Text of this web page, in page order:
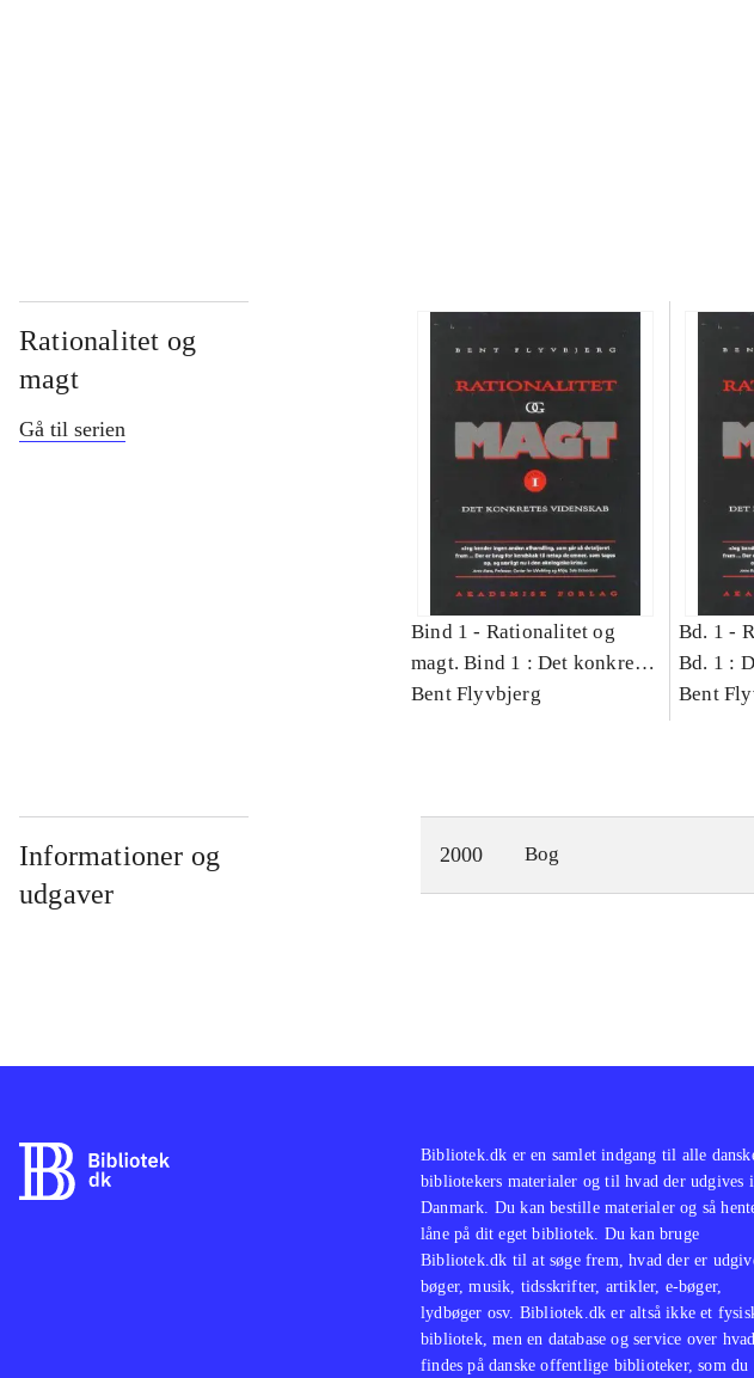
Rationalitet og
magt
Gå til serien
Bind 1 - Rationalitet og
magt. Bind 1 : Det konkretes
videnskab
Bent Flyvbjerg
Bd. 1 -
Bd. 1 :
Bent
Informationer og
udgaver
2000 Bog
Bibliotek.dk er en samlet indgang til alle
bibliotekers materialer og til hvad der udgives i
Danmark. Du kan bestille materialer og så
låne på dit eget bibliotek. Du kan bruge
Bibliotek.dk til at søge frem, hvad der er
bøger, musik, tidsskrifter, artikler, e-bøger,
lydbøger osv. Bibliotek.dk er altså ikke et
bibliotek, men en database og service over
findes på danske offentlige biblioteker, som du